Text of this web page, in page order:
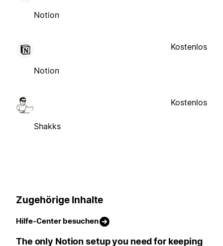
Notion
Notion
Kostenlos
Shakks
Kostenlos
Zugehörige Inhalte
Hilfe-Center besuchen
The only Notion setup you need for keeping